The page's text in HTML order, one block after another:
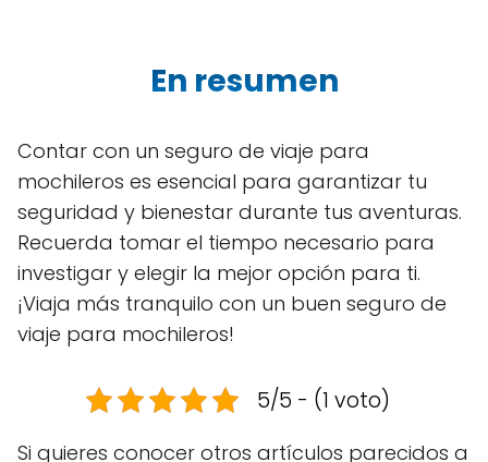
En resumen
Contar con un seguro de viaje para
mochileros es esencial para garantizar tu
seguridad y bienestar durante tus aventuras.
Recuerda tomar el tiempo necesario para
investigar y elegir la mejor opción para ti.
¡Viaja más tranquilo con un buen seguro de
viaje para mochileros!
5/5 - (1 voto)
Si quieres conocer otros artículos parecidos a